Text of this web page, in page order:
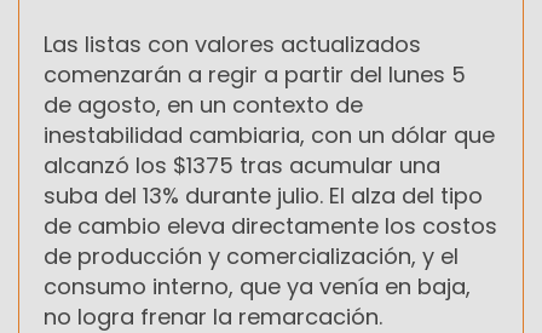
Las listas con valores actualizados
comenzarán a regir a partir del lunes 5
de agosto, en un contexto de
inestabilidad cambiaria, con un dólar que
alcanzó los $1375 tras acumular una
suba del 13% durante julio. El alza del tipo
de cambio eleva directamente los costos
de producción y comercialización, y el
consumo interno, que ya venía en baja,
no logra frenar la remarcación.